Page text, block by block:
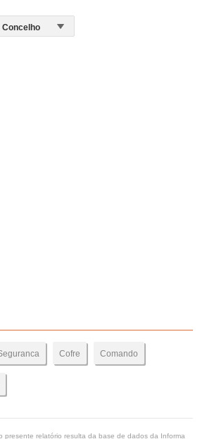
Cofre Comando
presente relatório resulta da base de dados da Informa